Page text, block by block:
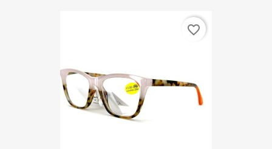
favorite_border